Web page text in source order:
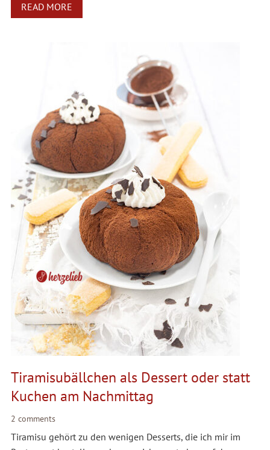
READ MORE
Tiramisubällchen als Dessert oder statt
Kuchen am Nachmittag
2 comments
Tiramisu gehört zu den wenigen Desserts, die ich mir im